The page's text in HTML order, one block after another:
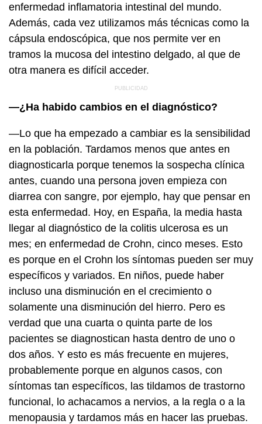
enfermedad inflamatoria intestinal del mundo.
Además, cada vez utilizamos más técnicas como la
cápsula endoscópica, que nos permite ver en
tramos la mucosa del intestino delgado, al que de
otra manera es difícil acceder.
—¿Ha habido cambios en el diagnóstico?
—Lo que ha empezado a cambiar es la sensibilidad
en la población. Tardamos menos que antes en
diagnosticarla porque tenemos la sospecha clínica
antes, cuando una persona joven empieza con
diarrea con sangre, por ejemplo, hay que pensar en
esta enfermedad. Hoy, en España, la media hasta
llegar al diagnóstico de la colitis ulcerosa es un
mes; en enfermedad de Crohn, cinco meses. Esto
es porque en el Crohn los síntomas pueden ser muy
específicos y variados. En niños, puede haber
incluso una disminución en el crecimiento o
solamente una disminución del hierro. Pero es
verdad que una cuarta o quinta parte de los
pacientes se diagnostican hasta dentro de uno o
dos años. Y esto es más frecuente en mujeres,
probablemente porque en algunos casos, con
síntomas tan específicos, las tildamos de trastorno
funcional, lo achacamos a nervios, a la regla o a la
menopausia y tardamos más en hacer las pruebas.